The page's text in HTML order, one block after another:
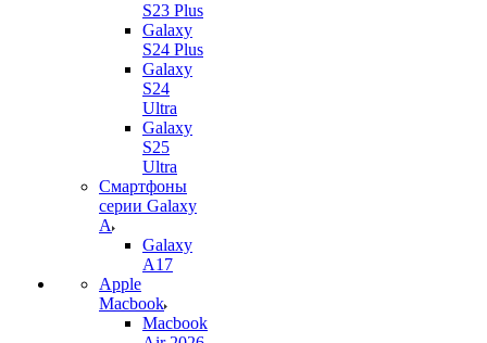
S23 Plus
Galaxy
S24 Plus
Galaxy
S24
Ultra
Galaxy
S25
Ultra
Смартфоны
серии Galaxy
A
Galaxy
A17
Apple
Macbook
Macbook